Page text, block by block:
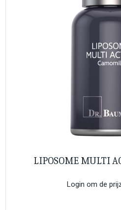
LIPOSOME MULTI
Login om de